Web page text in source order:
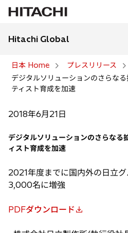
Hitachi Global
日本 Home
プレスリリース
デジタルソリューションのさらな
ティスト育成を加速
2018年6月21日
デジタルソリューションのさらなる
ィスト育成を加速
2021年度までに国内外の日立
3,000名に増強
PDFダウンロード
新